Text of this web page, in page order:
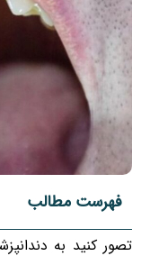
فهرست مطالب
تصور کنید به